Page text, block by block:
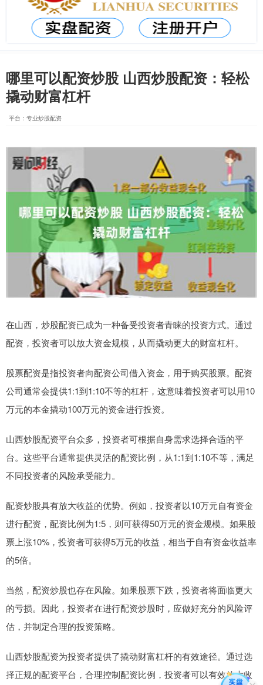
哪里可以配资炒股 山西炒股配资：轻松
撬动财富杠杆
平台：专业炒股配资
在山西，炒股配资已成为一种备受投资者青睐的投资方式。通过
配资，投资者可以放大资金规模，从而撬动更大的财富杠杆。
股票配资是指投资者向配资公司借入资金，用于购买股票。配资
公司通常会提供1:1到1:10不等的杠杆，这意味着投资者可以用10
万元的本金撬动100万元的资金进行投资。
山西炒股配资平台众多，投资者可根据自身需求选择合适的平
台。这些平台通常提供灵活的配资比例，从1:1到1:10不等，满足
不同投资者的风险承受能力。
配资炒股具有放大收益的优势。例如，投资者以10万元自有资金
进行配资，配资比例为1:5，则可获得50万元的资金规模。如果股
票上涨10%，投资者可获得5万元的收益，相当于自有资金收益率
的5倍。
当然，配资炒股也存在风险。如果股票下跌，投资者将面临更大
的亏损。因此，投资者在进行配资炒股时，应做好充分的风险评
估，并制定合理的投资策略。
山西炒股配资为投资者提供了撬动财富杠杆的有效途径。通过选
择正规的配资平台，合理控制配资比例，投资者可以有效放大收